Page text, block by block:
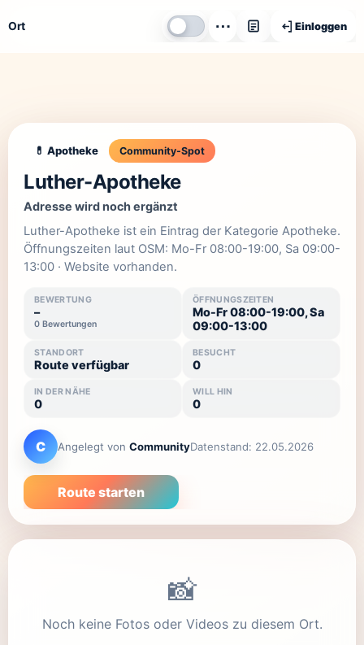
Ort ⋯ Einloggen
💊 Apotheke Community-Spot
Luther-Apotheke
Adresse wird noch ergänzt
Luther-Apotheke ist ein Eintrag der Kategorie Apotheke.
Öffnungszeiten laut OSM: Mo-Fr 08:00-19:00, Sa 09:00-
13:00 · Website vorhanden.
BEWERTUNG
–
0 Bewertungen
ÖFFNUNGSZEITEN
Mo-Fr 08:00-19:00, Sa
09:00-13:00
STANDORT
Route verfügbar
BESUCHT
0
IN DER NÄHE
0
WILL HIN
0
C Angelegt von CommunityDatenstand: 22.05.2026
Route starten
📸
Noch keine Fotos oder Videos zu diesem Ort.